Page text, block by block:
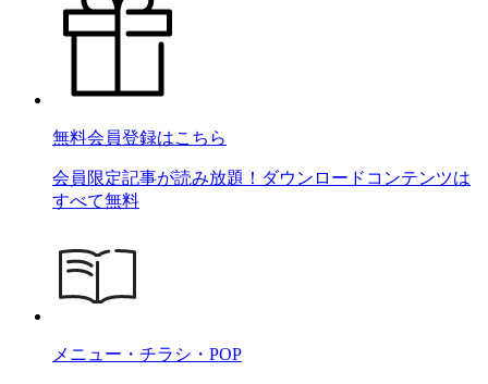
無料会員登録はこちら
会員限定記事が読み放題！ダウンロードコンテンツは
すべて無料
メニュー・チラシ・POP